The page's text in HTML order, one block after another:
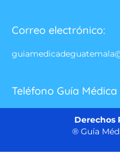
Correo electrónico:
Teléfono Guía Médica
Derechos
® Guía